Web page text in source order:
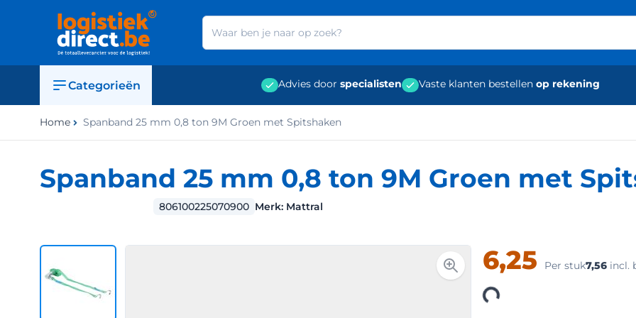
Categorieën Advies door specialisten Vaste klanten bestellen op rekening
Home Spanband 25 mm 0,8 ton 9M Groen met Spitshaken
Spanband 25 mm 0,8 ton 9M Groen met
806100225070900 Merk: Mattral
6,25 Per stuk7,56 incl.
Loading